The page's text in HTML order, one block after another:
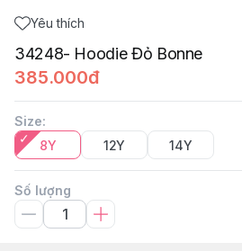
Yêu thích
34248- Hoodie Đỏ Bonne
385.000đ
Size:
8Y
12Y 14Y
Số lượng